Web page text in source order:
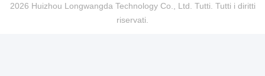
2026 Huizhou Longwangda Technology Co., Ltd. Tutti. Tutti i diritti
riservati.